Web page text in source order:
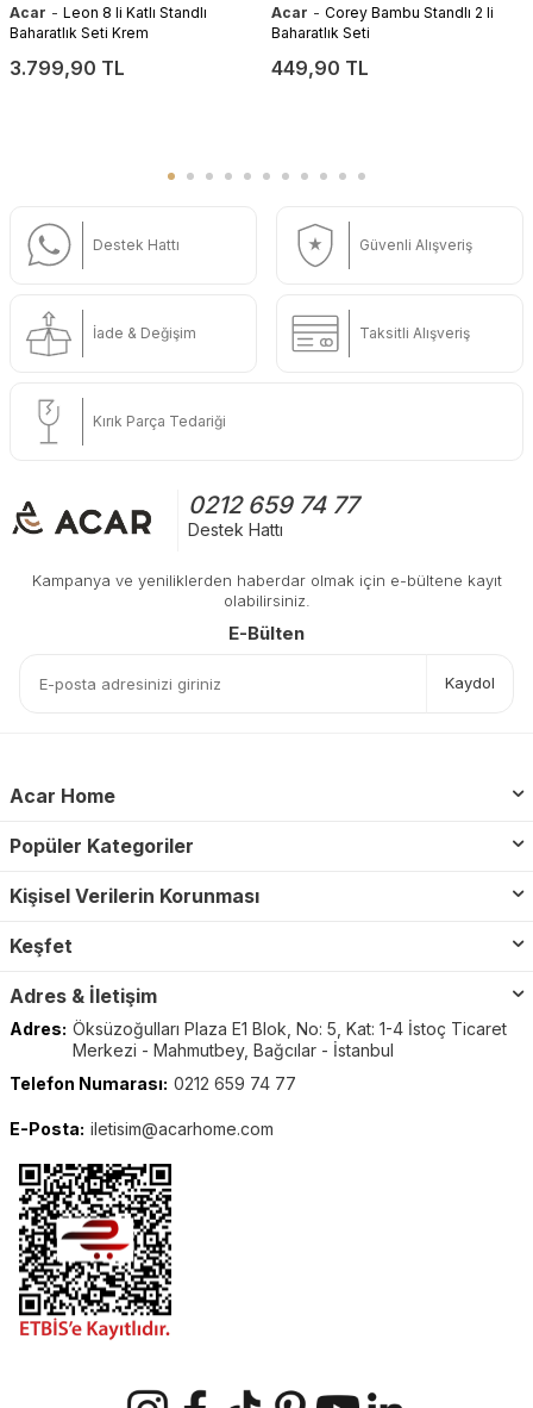
Acar - Leon 8 li Katlı Standlı
Baharatlık Seti Krem
3.799,90 TL
Acar - Corey Bambu Standlı 2 li
Baharatlık Seti
449,90 TL
Destek Hattı Güvenli Alışveriş
İade & Değişim Taksitli Alışveriş
Kırık Parça Tedariği
0212 659 74 77
Destek Hattı
Kampanya ve yeniliklerden haberdar olmak için e-bültene kayıt
olabilirsiniz.
E-Bülten
Kaydol
Acar Home
Popüler Kategoriler
Kişisel Verilerin Korunması
Keşfet
Adres & İletişim
Adres: Öksüzoğulları Plaza E1 Blok, No: 5, Kat: 1-4 İstoç Ticaret
Merkezi - Mahmutbey, Bağcılar - İstanbul
Telefon Numarası: 0212 659 74 77
E-Posta: iletisim@acarhome.com